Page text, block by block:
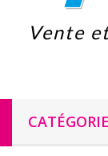
Vente